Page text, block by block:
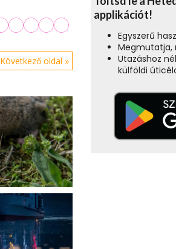
Következő oldal »
applikációt!
Egyszerű
Megmutatja,
Utazáshoz
külföldi